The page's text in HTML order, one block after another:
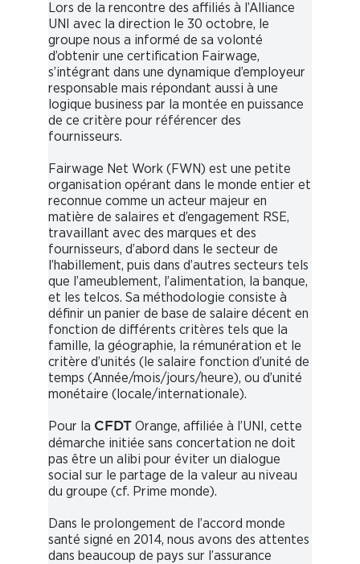
Lors de la rencontre des affiliés à l’Alliance
UNI avec la direction le 30 octobre, le
groupe nous a informé de sa volonté
d’obtenir une certification Fairwage,
s’intégrant dans une dynamique d’employeur
responsable mais répondant aussi à une
logique business par la montée en puissance
de ce critère pour référencer des
fournisseurs.
Fairwage Net Work (FWN) est une petite
organisation opérant dans le monde entier et
reconnue comme un acteur majeur en
matière de salaires et d’engagement RSE,
travaillant avec des marques et des
fournisseurs, d’abord dans le secteur de
l’habillement, puis dans d’autres secteurs tels
que l’ameublement, l’alimentation, la banque,
et les telcos. Sa méthodologie consiste à
définir un panier de base de salaire décent en
fonction de différents critères tels que la
famille, la géographie, la rémunération et le
critère d’unités (le salaire fonction d’unité de
temps (Année/mois/jours/heure), ou d’unité
monétaire (locale/internationale).
Pour la CFDT
Orange, affiliée à l’UNI, cette
démarche initiée sans concertation ne doit
pas être un alibi pour éviter un dialogue
social sur le partage de la valeur au niveau
du groupe (cf. Prime monde).
Dans le prolongement de l’accord monde
santé signé en 2014, nous avons des attentes
dans beaucoup de pays sur l’assurance